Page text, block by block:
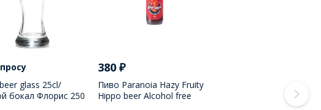
glass 25cl/
бокал Флорис 250
380 ₽
Пиво Paranoia Hazy Fruity
Hippo beer Alcohol free